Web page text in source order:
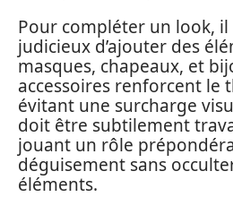
Pour compléter un look, il
judicieux d’ajouter des
masques, chapeaux, et
accessoires renforcent le
évitant une surcharge
doit être subtilement
jouant un rôle
déguisement sans
éléments.